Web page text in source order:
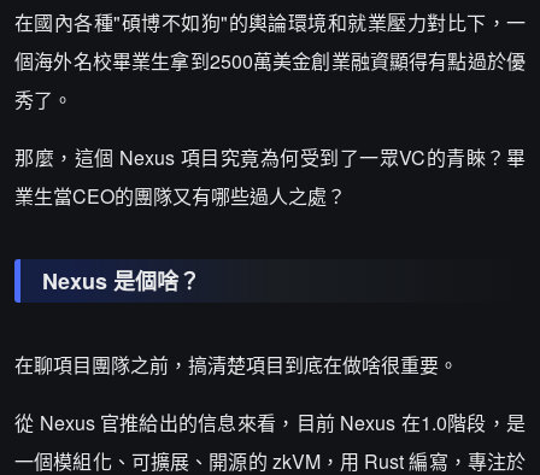
在國內各種"碩博不如狗"的輿論環境和就業壓力對比下，一
個海外名校畢業生拿到2500萬美金創業融資顯得有點過於優
秀了。
那麼，這個 Nexus 項目究竟為何受到了一眾VC的青睞？畢
業生當CEO的團隊又有哪些過人之處？
Nexus 是個啥？
在聊項目團隊之前，搞清楚項目到底在做啥很重要。
從 Nexus 官推給出的信息來看，目前 Nexus 在1.0階段，是
一個模組化、可擴展、開源的 zkVM，用 Rust 編寫，專注於